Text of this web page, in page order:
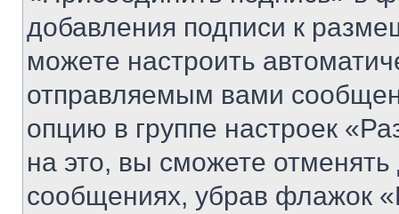
добавления подписи к
можете настроить
отправляемым вами
опцию в группе настроек
на это, вы сможете
сообщениях, убрав флажок